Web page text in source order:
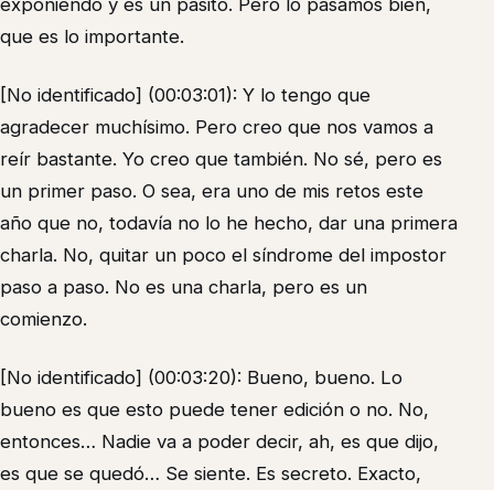
exponiendo y es un pasito. Pero lo pasamos bien,
que es lo importante.
[No identificado] (00:03:01): Y lo tengo que
agradecer muchísimo. Pero creo que nos vamos a
reír bastante. Yo creo que también. No sé, pero es
un primer paso. O sea, era uno de mis retos este
año que no, todavía no lo he hecho, dar una primera
charla. No, quitar un poco el síndrome del impostor
paso a paso. No es una charla, pero es un
comienzo.
[No identificado] (00:03:20): Bueno, bueno. Lo
bueno es que esto puede tener edición o no. No,
entonces… Nadie va a poder decir, ah, es que dijo,
es que se quedó… Se siente. Es secreto. Exacto,